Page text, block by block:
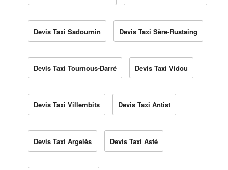
Devis Taxi Sadournin Devis Taxi Sère-Rustaing
Devis Taxi Tournous-Darré Devis Taxi Vidou
Devis Taxi Villembits Devis Taxi Antist
Devis Taxi Argelès Devis Taxi Asté